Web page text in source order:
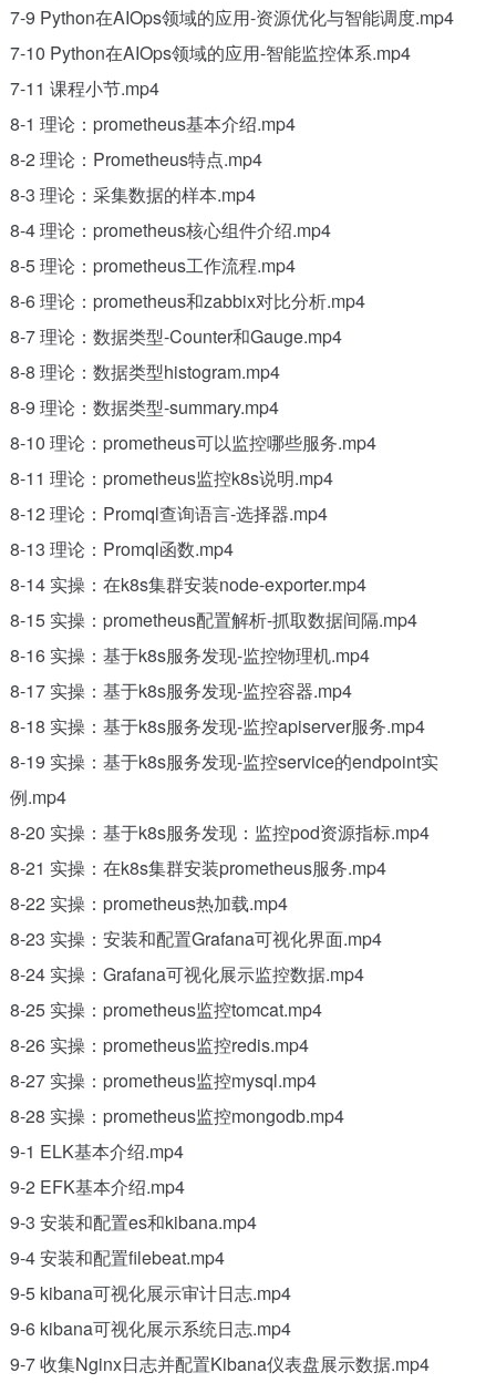
7-9 Python在AIOps领域的应用-资源优化与智能调度.mp4
7-10 Python在AIOps领域的应用-智能监控体系.mp4
7-11 课程小节.mp4
8-1 理论：prometheus基本介绍.mp4
8-2 理论：Prometheus特点.mp4
8-3 理论：采集数据的样本.mp4
8-4 理论：prometheus核心组件介绍.mp4
8-5 理论：prometheus工作流程.mp4
8-6 理论：prometheus和zabbix对比分析.mp4
8-7 理论：数据类型-Counter和Gauge.mp4
8-8 理论：数据类型histogram.mp4
8-9 理论：数据类型-summary.mp4
8-10 理论：prometheus可以监控哪些服务.mp4
8-11 理论：prometheus监控k8s说明.mp4
8-12 理论：Promql查询语言-选择器.mp4
8-13 理论：Promql函数.mp4
8-14 实操：在k8s集群安装node-exporter.mp4
8-15 实操：prometheus配置解析-抓取数据间隔.mp4
8-16 实操：基于k8s服务发现-监控物理机.mp4
8-17 实操：基于k8s服务发现-监控容器.mp4
8-18 实操：基于k8s服务发现-监控apiserver服务.mp4
8-19 实操：基于k8s服务发现-监控service的endpoint实
例.mp4
8-20 实操：基于k8s服务发现：监控pod资源指标.mp4
8-21 实操：在k8s集群安装prometheus服务.mp4
8-22 实操：prometheus热加载.mp4
8-23 实操：安装和配置Grafana可视化界面.mp4
8-24 实操：Grafana可视化展示监控数据.mp4
8-25 实操：prometheus监控tomcat.mp4
8-26 实操：prometheus监控redis.mp4
8-27 实操：prometheus监控mysql.mp4
8-28 实操：prometheus监控mongodb.mp4
9-1 ELK基本介绍.mp4
9-2 EFK基本介绍.mp4
9-3 安装和配置es和kibana.mp4
9-4 安装和配置filebeat.mp4
9-5 kibana可视化展示审计日志.mp4
9-6 kibana可视化展示系统日志.mp4
9-7 收集Nginx日志并配置Kibana仪表盘展示数据.mp4